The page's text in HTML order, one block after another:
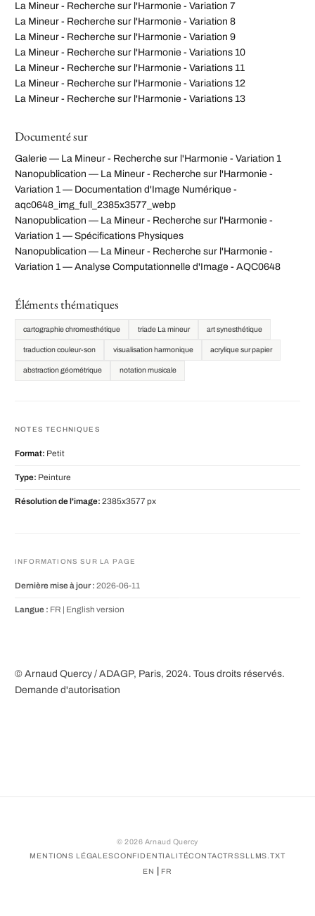
La Mineur - Recherche sur l'Harmonie - Variation 7
La Mineur - Recherche sur l'Harmonie - Variation 8
La Mineur - Recherche sur l'Harmonie - Variation 9
La Mineur - Recherche sur l'Harmonie - Variations 10
La Mineur - Recherche sur l'Harmonie - Variations 11
La Mineur - Recherche sur l'Harmonie - Variations 12
La Mineur - Recherche sur l'Harmonie - Variations 13
Documenté sur
Galerie — La Mineur - Recherche sur l'Harmonie - Variation 1
Nanopublication — La Mineur - Recherche sur l'Harmonie -
Variation 1 — Documentation d'Image Numérique -
aqc0648_img_full_2385x3577_webp
Nanopublication — La Mineur - Recherche sur l'Harmonie -
Variation 1 — Spécifications Physiques
Nanopublication — La Mineur - Recherche sur l'Harmonie -
Variation 1 — Analyse Computationnelle d'Image - AQC0648
Éléments thématiques
cartographie chromesthétique triade La mineur art synesthétique
traduction couleur-son visualisation harmonique acrylique sur papier
abstraction géométrique notation musicale
NOTES TECHNIQUES
Format: Petit
Type: Peinture
Résolution de l'image: 2385x3577 px
INFORMATIONS SUR LA PAGE
Dernière mise à jour : 2026-06-11
Langue : FR | English version
© Arnaud Quercy / ADAGP, Paris, 2024. Tous droits réservés.
Demande d'autorisation
©2026 Arnaud Quercy
MENTIONS LÉGALESCONFIDENTIALITÉCONTACTRSSLLMS.TXT
EN
FR